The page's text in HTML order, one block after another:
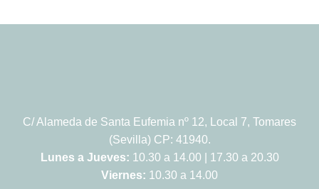
C/ Alameda de Santa Eufemia nº 12, Local 7, Tomares
(Sevilla) CP: 41940.
Lunes a Jueves: 10.30 a 14.00 | 17.30 a 20.30
Viernes: 10.30 a 14.00